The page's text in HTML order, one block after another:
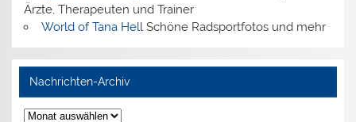
Ärzte, Therapeuten und Trainer
World of Tana HellSchöne Radsportfotos und mehr
Nachrichten-Archiv
Nachrichten-